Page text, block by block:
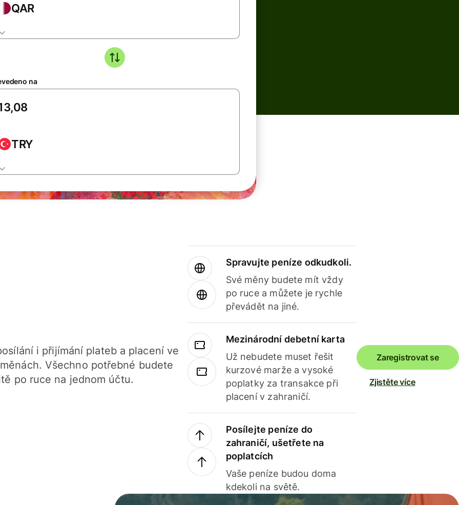
QAR
na
TRY
i přijímání plateb a placení ve
Všechno potřebné budete
po ruce na jednom účtu.
Spravujte peníze odkudkoli.
Své měny budete mít vždy
po ruce a můžete je rychle
převádět na jiné.
Mezinárodní debetní karta
Už nebudete muset řešit
kurzové marže a vysoké
poplatky za transakce při
placení v zahraničí.
Posílejte peníze do
zahraničí, ušetřete na
poplatcích
Vaše peníze budou doma
kdekoli na světě.
Zaregistrovat se
Zjistěte více